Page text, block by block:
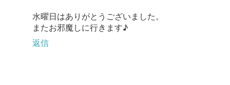
水曜日はありがとうございました。
またお邪魔しに行きます♪
返信